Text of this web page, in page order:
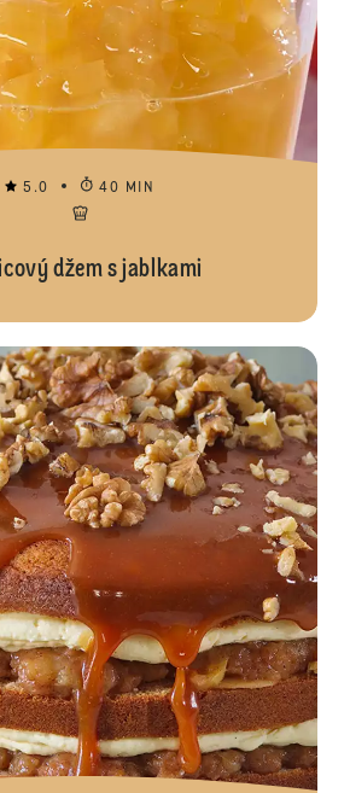
5.0 40 MIN
džem s jablkami